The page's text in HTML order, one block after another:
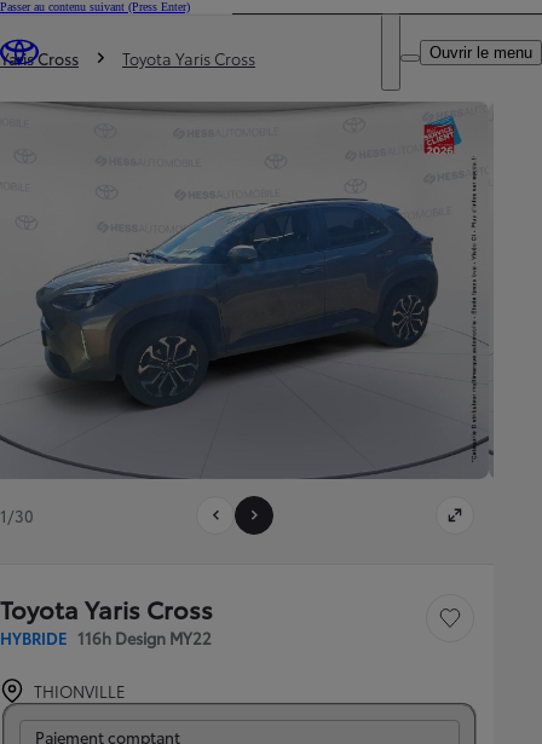
Passer au contenu suivant (Press Enter)
Trouvez un partenaire Toyota
DEALER NAME
Ouvrir le menu
Vous êtes ici
Yaris Cross Toyota Yaris Cross
1/30
Toyota Yaris Cross
HYBRIDE 116h Design MY22
Sauvegarder le
THIONVILLE
Paiement comptant